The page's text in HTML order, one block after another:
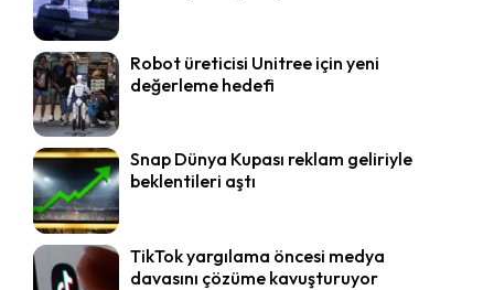
Robot üreticisi Unitree için yeni
değerleme hedefi
Snap Dünya Kupası reklam geliriyle
beklentileri aştı
TikTok yargılama öncesi medya
davasını çözüme kavuşturuyor